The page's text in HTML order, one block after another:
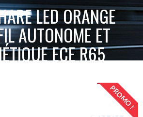
LED ORANGE
AUTONOME ET
ECE R65
SANS FIL AUTONOME ET MAGNÉTIQUE ECE R65
PROMO !